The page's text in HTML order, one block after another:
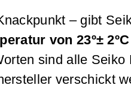
– gibt
von 23º±
sind alle
verschickt